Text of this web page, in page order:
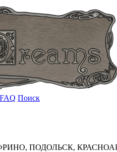
FAQ Поиск
ПОДОЛЬСК,